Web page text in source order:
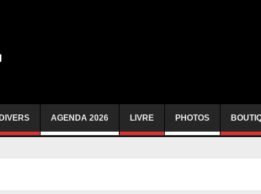
DIVERS AGENDA 2026 LIVRE PHOTOS